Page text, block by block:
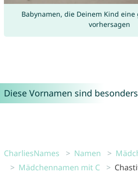
Babynamen, die Deinem Kind
vorhersagen
Diese Vornamen sind
CharliesNames Namen
Mädchennamen mit C